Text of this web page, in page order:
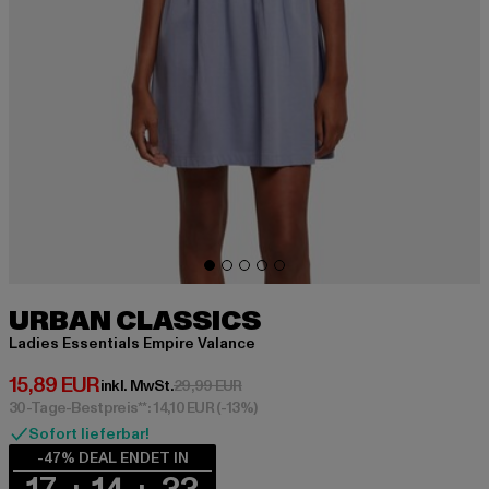
URBAN CLASSICS
Ladies Essentials Empire Valance
15,89 EUR
Derzeitiger Preis: 15,89 EUR
inkl. MwSt.29,99 EURAktionspreis: 29,99 EUR
30-Tage-Bestpreis**: 14,10 EUR(-13%)
Sofort lieferbar!
-47% DEAL ENDET IN